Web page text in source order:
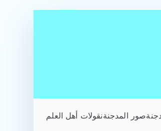
صور المدجنةنقولات أهل العلم